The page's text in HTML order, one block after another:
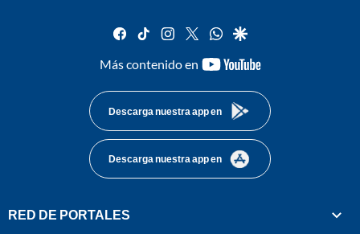
facebook
tiktok instagram
twitterwhatsapp
google
Más contenido en
youtube-
Descarga nuestra app en
Descarga nuestra app en
RED DE PORTALES